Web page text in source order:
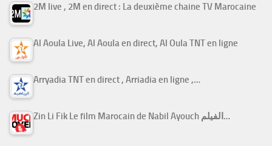
2M live , 2M en direct : La deuxième chaine TV Marocaine
Al Aoula Live, Al Aoula en direct, Al Oula TNT en ligne
Arryadia TNT en direct , Arriadia en ligne ,…
Zin Li Fik Le film Marocain de Nabil Ayouch الفيلم…